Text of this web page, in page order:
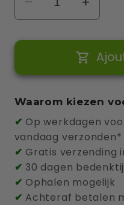
Réduire
la
quantité
Câble
charge
5
ou
7,5
mètres
T2
la
de
Câble
5
ou
7,5
T2
Waarom kiezen
✔ Op werkdagen
vandaag verzonden*
✔ Gratis verzending
✔ 30 dagen
✔ Ophalen mogelijk
✔ Achteraf betalen